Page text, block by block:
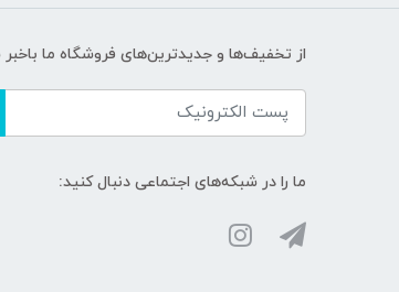
از تخفیف‌ها و جدیدترین‌های فروشگاه ما
ما را در شبکه‌های اجتماعی دنبال کنید: